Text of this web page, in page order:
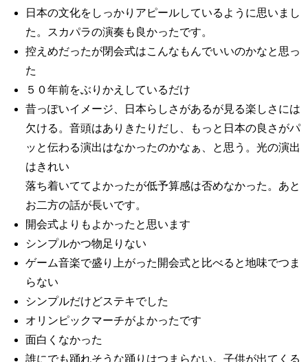
日本の文化をしっかりアピールしているように思いまし
た。スカパラの演奏も良かったです。
控えめだったが閉会式はこんなもんでいいのかなと思っ
た
５０年前をぶりかえしているだけ
昔っぽいイメージ、日本らしさがあるが見る楽しさには
欠ける。音頭はありきたりだし、もっと日本の良さがパ
ッと伝わる演出はなかったのかなぁ、と思う。光の演出
はきれい
落ち着いててよかったが低予算感は否めなかった。あと
お二方の話が長いです。
開会式よりもよかったと思います
シンプルかつ物足りない
ゲーム音楽で盛り上がった開会式と比べると地味でつま
らない
シンプルだけどステキでした
オリンピックマーチがよかったです
面白くなかった
誰にでも踊れそうな踊りはつまらない。子供が出てくる